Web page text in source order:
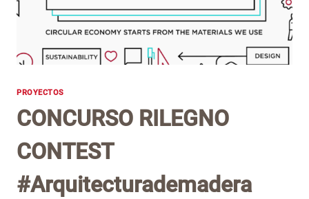
PROYECTOS
CONCURSO RILEGNO
CONTEST
#Arquitecturademadera